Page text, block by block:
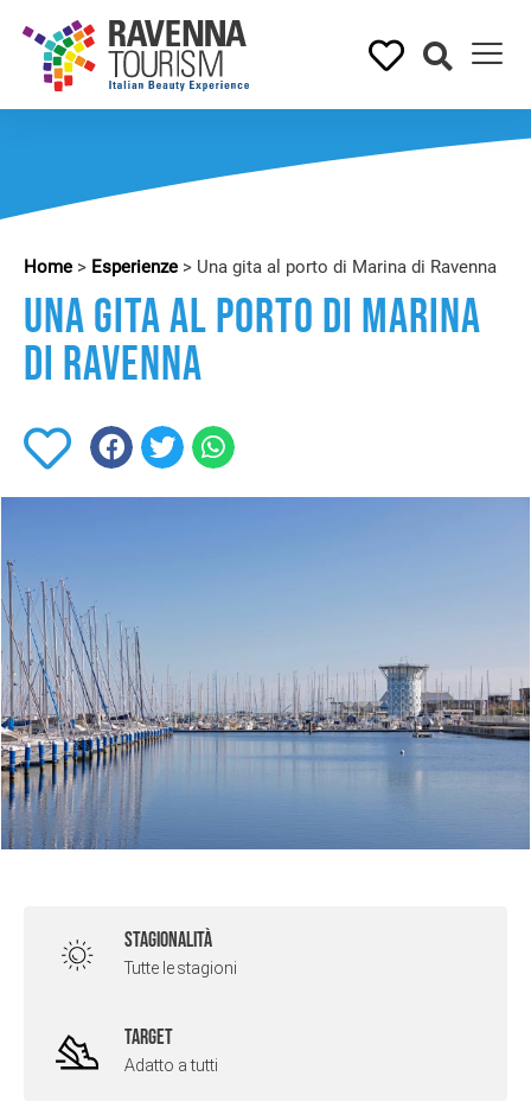
Home > Esperienze > Una gita al porto di Marina di Ravenna
Una gita al porto di Marina
di Ravenna
STAGIONALITÀ
Tutte le stagioni
TARGET
Adatto a tutti